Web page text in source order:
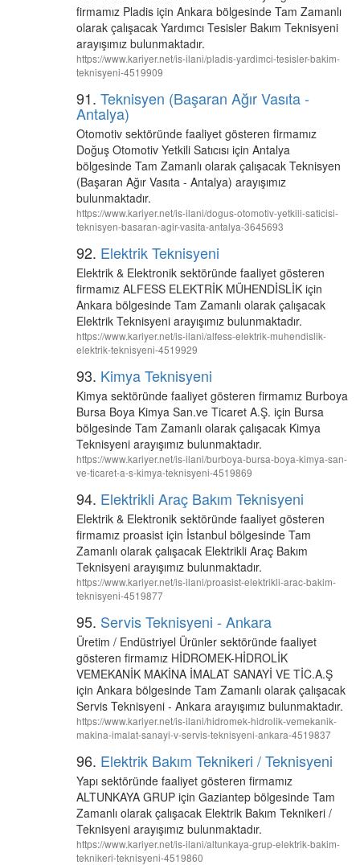
firmamız Pladis için Ankara bölgesinde Tam Zamanlı
olarak çalışacak Yardımcı Tesisler Bakım Teknisyeni
arayışımız bulunmaktadır.
https://www.kariyer.net/is-ilani/pladis-yardimci-tesisler-bakim-
teknisyeni-4519909
91. Teknisyen (Başaran Ağır Vasıta -
Antalya)
Otomotiv sektöründe faaliyet gösteren firmamız
Doğuş Otomotiv Yetkili Satıcısı için Antalya
bölgesinde Tam Zamanlı olarak çalışacak Teknisyen
(Başaran Ağır Vasıta - Antalya) arayışımız
bulunmaktadır.
https://www.kariyer.net/is-ilani/dogus-otomotiv-yetkili-saticisi-
teknisyen-basaran-agir-vasita-antalya-3645693
92. Elektrik Teknisyeni
Elektrik & Elektronik sektöründe faaliyet gösteren
firmamız ALFESS ELEKTRİK MÜHENDİSLİK için
Ankara bölgesinde Tam Zamanlı olarak çalışacak
Elektrik Teknisyeni arayışımız bulunmaktadır.
https://www.kariyer.net/is-ilani/alfess-elektrik-muhendislik-
elektrik-teknisyeni-4519929
93. Kimya Teknisyeni
Kimya sektöründe faaliyet gösteren firmamız Burboya
Bursa Boya Kimya San.ve Ticaret A.Ş. için Bursa
bölgesinde Tam Zamanlı olarak çalışacak Kimya
Teknisyeni arayışımız bulunmaktadır.
https://www.kariyer.net/is-ilani/burboya-bursa-boya-kimya-san-
ve-ticaret-a-s-kimya-teknisyeni-4519869
94. Elektrikli Araç Bakım Teknisyeni
Elektrik & Elektronik sektöründe faaliyet gösteren
firmamız proasist için İstanbul bölgesinde Tam
Zamanlı olarak çalışacak Elektrikli Araç Bakım
Teknisyeni arayışımız bulunmaktadır.
https://www.kariyer.net/is-ilani/proasist-elektrikli-arac-bakim-
teknisyeni-4519877
95. Servis Teknisyeni - Ankara
Üretim / Endüstriyel Ürünler sektöründe faaliyet
gösteren firmamız HİDROMEK-HİDROLİK
VEMEKANİK MAKİNA İMALAT SANAYİ VE TİC.A.Ş
için Ankara bölgesinde Tam Zamanlı olarak çalışacak
Servis Teknisyeni - Ankara arayışımız bulunmaktadır.
https://www.kariyer.net/is-ilani/hidromek-hidrolik-vemekanik-
makina-imalat-sanayi-v-servis-teknisyeni-ankara-4519837
96. Elektrik Bakım Teknikeri / Teknisyeni
Yapı sektöründe faaliyet gösteren firmamız
ALTUNKAYA GRUP için Gaziantep bölgesinde Tam
Zamanlı olarak çalışacak Elektrik Bakım Teknikeri /
Teknisyeni arayışımız bulunmaktadır.
https://www.kariyer.net/is-ilani/altunkaya-grup-elektrik-bakim-
teknikeri-teknisyeni-4519860